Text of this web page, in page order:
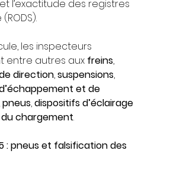
les inspecteurs
entre autres aux freins,
direction, suspensions,
et de
pneus, dispositifs d’éclairage
chargement.
: pneus et falsification des